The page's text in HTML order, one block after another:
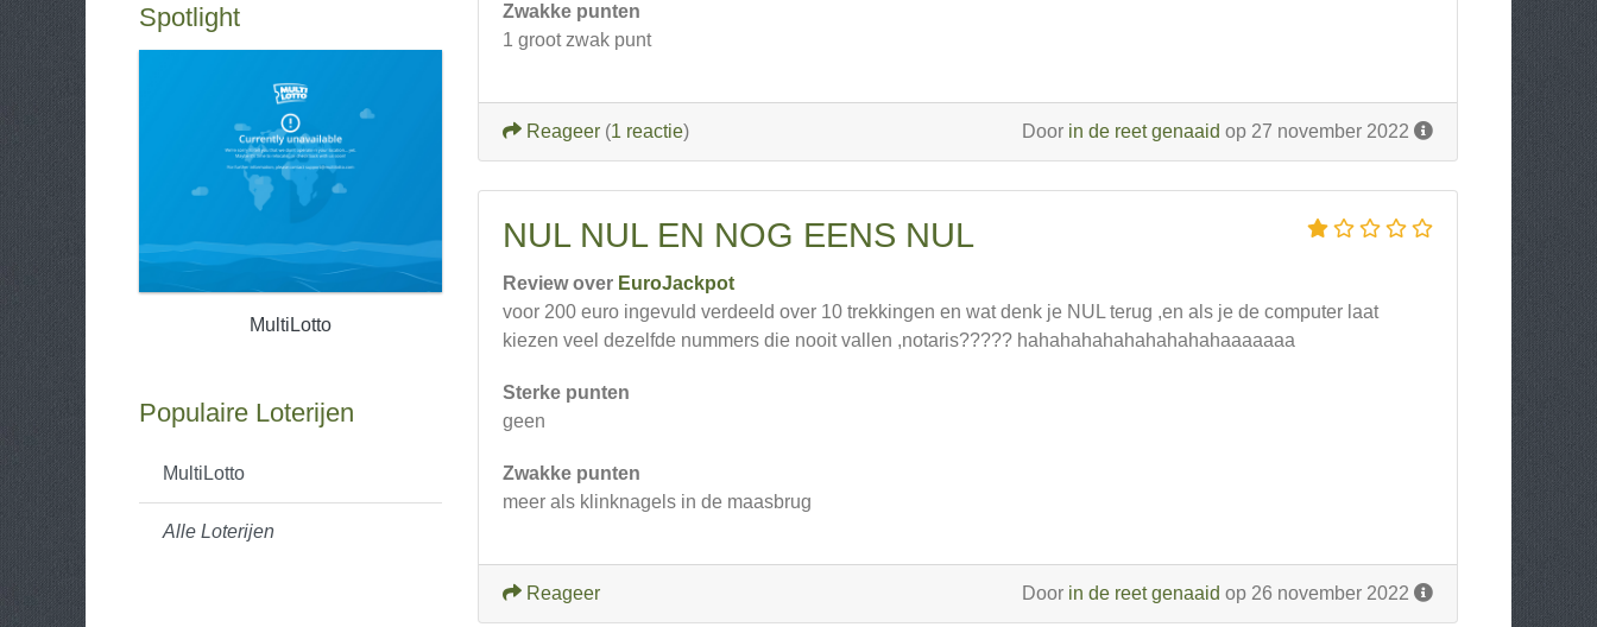
Spotlight
MultiLotto
Populaire Loterijen
MultiLotto
Alle Loterijen
Zwakke punten
1 groot zwak punt
Door in de reet genaaid op 27 november 2022
Reageer (1 reactie)
NUL NUL EN NOG EENS NUL
Review over EuroJackpot
voor 200 euro ingevuld verdeeld over 10 trekkingen en wat denk je NUL terug ,en als je de computer laat
kiezen veel dezelfde nummers die nooit vallen ,notaris????? hahahahahahahahahahaaaaaaa
Sterke punten
geen
Zwakke punten
meer als klinknagels in de maasbrug
Door in de reet genaaid op 26 november 2022
Reageer